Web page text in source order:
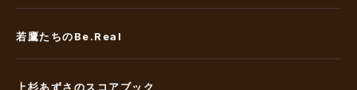
若鷹たちのBe.Real
上杉あずさのスコアブック